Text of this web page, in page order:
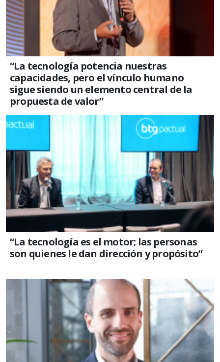
“La tecnología potencia nuestras
capacidades, pero el vínculo humano
sigue siendo un elemento central de la
propuesta de valor”
“La tecnología es el motor; las personas
son quienes le dan dirección y propósito”